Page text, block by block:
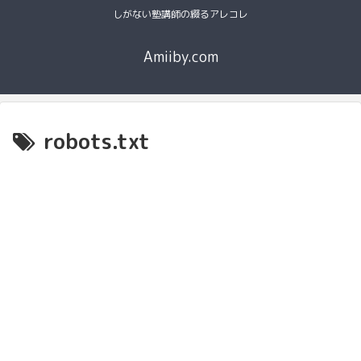
しがない塾講師の綴るアレコレ
Amiiby.com
robots.txt